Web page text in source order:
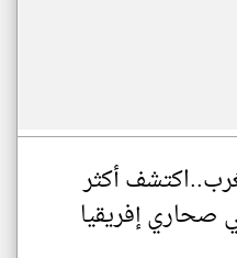
أكثر
صحاري إفريقيا